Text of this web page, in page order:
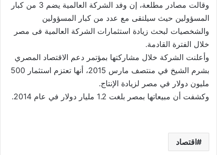
وقالت مصادر مطلعة، إن وفد الشركة العالمية يضم 3 من كبار
المسؤولين حيث سيلتقى مع عدد من كبار المسؤولين
والشخصيات لبحث زيادة استثمارات الشركة العالمية فى مصر
خلال الفترة القادمة.
وأعلنت الشركة خلال مشاركتها بمؤتمر دعم الاقتصاد المصري
بشرم الشيخ في منتصف مارس 2015، أنها تعتزم استثمار 500
مليون دولار في مصر لزيادة الإنتاج.
وكشفت أن مبيعاتها بمصر بلغت 1.2 مليار دولار في عام 2014.
اقتصاد